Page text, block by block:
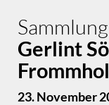
Sammlung
Gerlint
23. November